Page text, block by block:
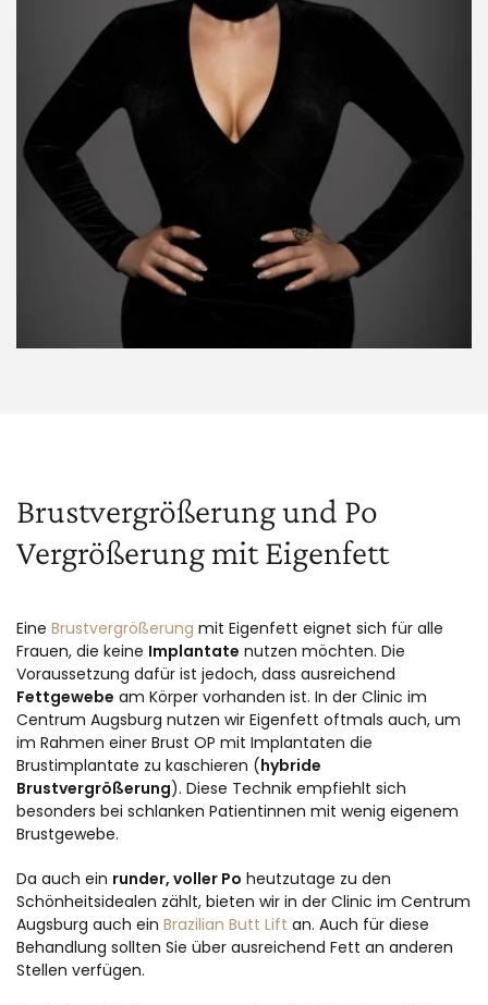
Brustvergrößerung und Po
Vergrößerung mit Eigenfett
Eine Brustvergrößerung mit Eigenfett eignet sich für alle
Frauen, die keine Implantate nutzen möchten. Die
Voraussetzung dafür ist jedoch, dass ausreichend
Fettgewebe am Körper vorhanden ist. In der Clinic im
Centrum Augsburg nutzen wir Eigenfett oftmals auch, um
im Rahmen einer Brust OP mit Implantaten die
Brustimplantate zu kaschieren (hybride
Brustvergrößerung). Diese Technik empfiehlt sich
besonders bei schlanken Patientinnen mit wenig eigenem
Brustgewebe.
Da auch ein runder, voller Po heutzutage zu den
Schönheitsidealen zählt, bieten wir in der Clinic im Centrum
Augsburg auch ein Brazilian Butt Lift an. Auch für diese
Behandlung sollten Sie über ausreichend Fett an anderen
Stellen verfügen.